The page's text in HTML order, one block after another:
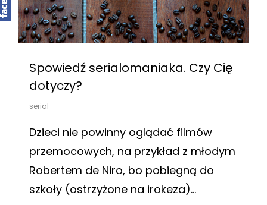
Spowiedź serialomaniaka. Czy Cię
dotyczy?
serial
Dzieci nie powinny oglądać filmów
przemocowych, na przykład z młodym
Robertem de Niro, bo pobiegną do
szkoły (ostrzyżone na irokeza)…